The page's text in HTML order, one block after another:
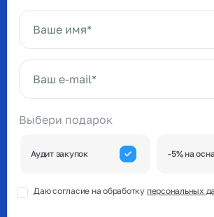
Выбери подарок
Аудит закупок -5% на
Даю согласие на обработку персональных